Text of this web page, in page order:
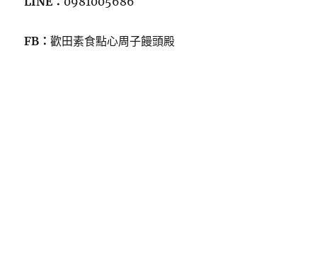
FB：歡田素食點心周子饅頭殿